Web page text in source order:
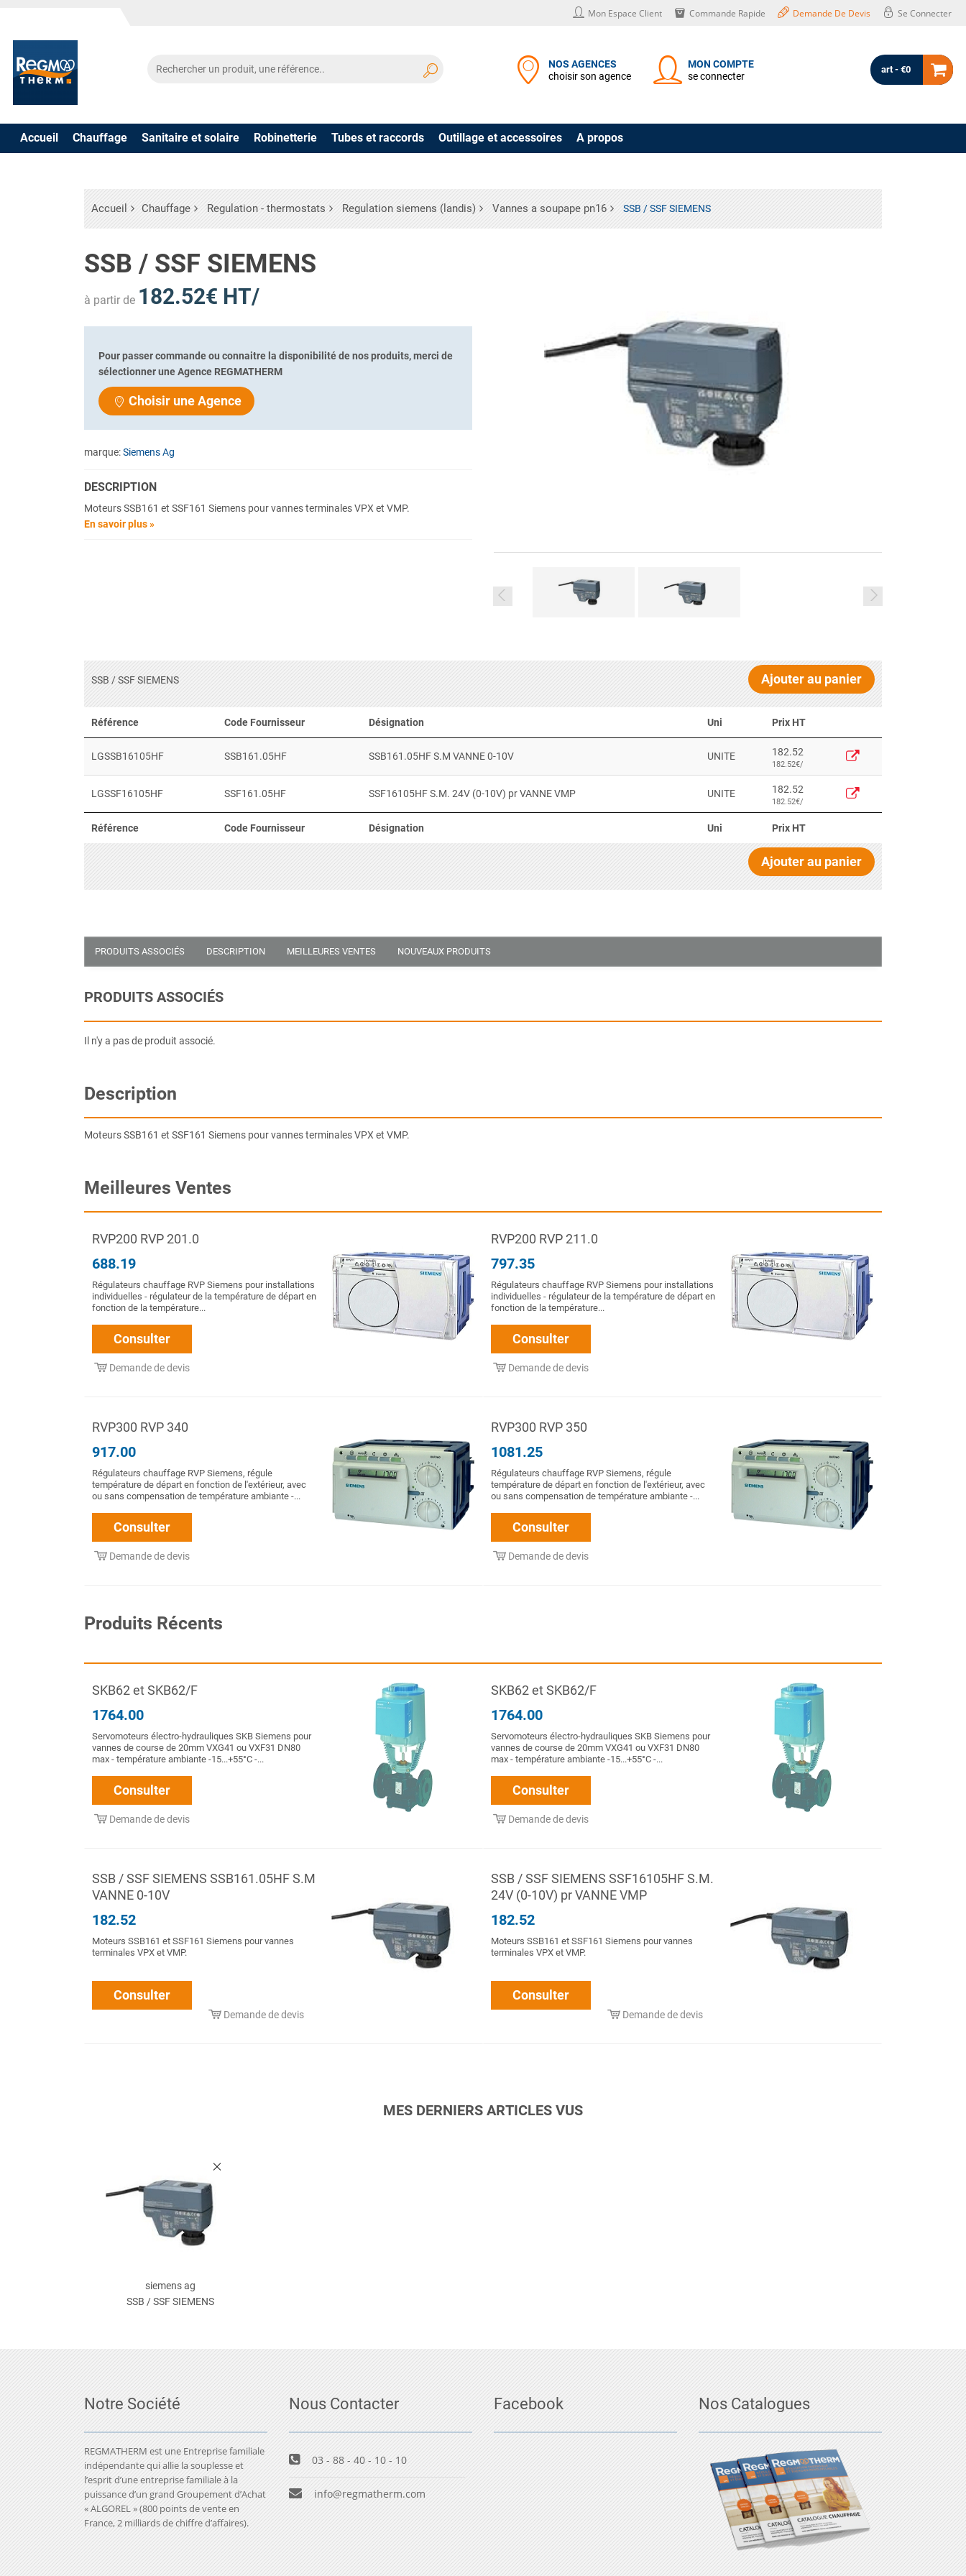
Mon Espace Client Commande Rapide Demande De Devis Se Connecter
NOS AGENCES
choisir son agence
MON COMPTE
se connecter
art - €0
Accueil Chauffage Sanitaire et solaire Robinetterie Tubes et raccords Outillage et accessoires A propos
Accueil Chauffage Regulation - thermostats Regulation siemens (landis) Vannes a soupape pn16 SSB / SSF SIEMENS
SSB / SSF SIEMENS
à partir de 182.52€ HT/
Pour passer commande ou connaitre la disponibilité de nos produits, merci de
sélectionner une Agence REGMATHERM
Choisir une Agence
marque:Siemens Ag
DESCRIPTION
Moteurs SSB161 et SSF161 Siemens pour vannes terminales VPX et VMP.
En savoir plus »
SSB / SSF SIEMENS Ajouter au panier
Référence Code Fournisseur Désignation Uni Prix HT
Référence Code Fournisseur Désignation Uni Prix HT
LGSSB16105HF SSB161.05HF SSB161.05HF S.M VANNE 0-10V UNITE 182.52
182.52€/
LGSSF16105HF SSF161.05HF SSF16105HF S.M. 24V (0-10V) pr VANNE VMP UNITE 182.52
182.52€/
Ajouter au panier
PRODUITS ASSOCIÉS DESCRIPTION MEILLEURES VENTES NOUVEAUX PRODUITS
PRODUITS ASSOCIÉS
Il n'y a pas de produit associé.
Description
Moteurs SSB161 et SSF161 Siemens pour vannes terminales VPX et VMP.
Meilleures Ventes
RVP200 RVP 201.0
688.19
Régulateurs chauffage RVP Siemens pour installations
individuelles - régulateur de la température de départ en
fonction de la température...
Consulter
Demande de devis
RVP200 RVP 211.0
797.35
Régulateurs chauffage RVP Siemens pour installations
individuelles - régulateur de la température de départ en
fonction de la température...
Consulter
Demande de devis
RVP300 RVP 340
917.00
Régulateurs chauffage RVP Siemens, régule
température de départ en fonction de l'extérieur, avec
ou sans compensation de température ambiante -...
Consulter
Demande de devis
RVP300 RVP 350
1081.25
Régulateurs chauffage RVP Siemens, régule
température de départ en fonction de l'extérieur, avec
ou sans compensation de température ambiante -...
Consulter
Demande de devis
Produits Récents
SKB62 et SKB62/F
1764.00
Servomoteurs électro-hydrauliques SKB Siemens pour
vannes de course de 20mm VXG41 ou VXF31 DN80
max - température ambiante -15...+55°C -...
Consulter
Demande de devis
SKB62 et SKB62/F
1764.00
Servomoteurs électro-hydrauliques SKB Siemens pour
vannes de course de 20mm VXG41 ou VXF31 DN80
max - température ambiante -15...+55°C -...
Consulter
Demande de devis
SSB / SSF SIEMENS SSB161.05HF S.M
VANNE 0-10V
182.52
Moteurs SSB161 et SSF161 Siemens pour vannes
terminales VPX et VMP.
Consulter
Demande de devis
SSB / SSF SIEMENS SSF16105HF S.M.
24V (0-10V) pr VANNE VMP
182.52
Moteurs SSB161 et SSF161 Siemens pour vannes
terminales VPX et VMP.
Consulter
Demande de devis
MES DERNIERS ARTICLES VUS
siemens ag
SSB / SSF SIEMENS
Notre Société
REGMATHERM est une Entreprise familiale
indépendante qui allie la souplesse et
l’esprit d’une entreprise familiale à la
puissance d’un grand Groupement d’Achat
« ALGOREL » (800 points de vente en
France, 2 milliards de chiffre d’affaires).
Nous Contacter
03 - 88 - 40 - 10 - 10
info@regmatherm.com
Facebook Nos Catalogues